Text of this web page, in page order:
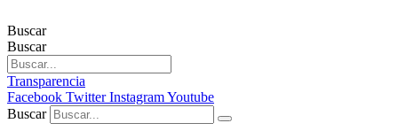
Buscar
Buscar
Transparencia
Facebook Twitter InstagramYoutube
Buscar